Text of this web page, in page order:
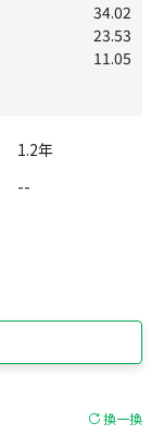
34.02
23.53
11.05
1.2年
--
換一換